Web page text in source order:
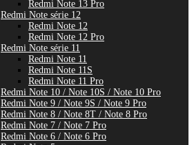
Redmi Note 13 Pro
Redmi Note série 12
Redmi Note 12
Redmi Note 12 Pro
Redmi Note série 11
Redmi Note 11
Redmi Note 11S
Redmi Note 11 Pro
Redmi Note 10 / Note 10S / Note 10 Pro
Redmi Note 9 / Note 9S / Note 9 Pro
Redmi Note 8 / Note 8T / Note 8 Pro
Redmi Note 7 / Note 7 Pro
Redmi Note 6 / Note 6 Pro